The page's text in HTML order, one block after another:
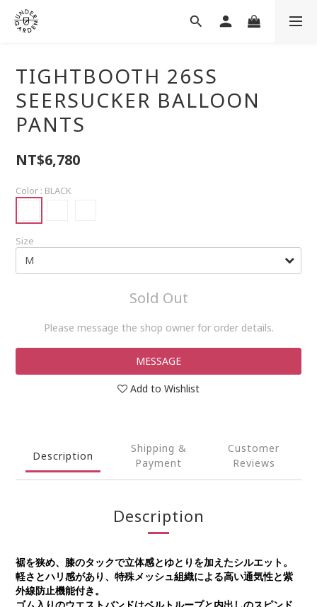
TIGHTBOOTH 26SS
SEERSUCKER BALLOON
PANTS
NT$6,780
Color : BLACK
Size
Sold Out
Please message the shop owner for order details.
MESSAGE
Add to Wishlist
Description
Shipping &
Payment
Customer
Reviews
Description
裾を狭め、膝のタックで立体感とゆとりを加えたシルエット。
軽さとハリ感があり、特殊メッシュ組織による高い通気性と紫
外線防止機能付き。